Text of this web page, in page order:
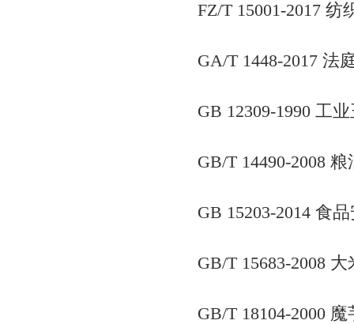
FZ/T 15001-2017
GA/T 1448-2017 法
GB 12309-1990 工
GB/T 14490-2008
GB 15203-2014 食
GB/T 15683-2008
GB/T 18104-2000